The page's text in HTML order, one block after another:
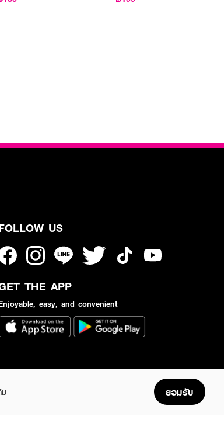
ม ยอมรับ
US
THE APP
easy, and convenient